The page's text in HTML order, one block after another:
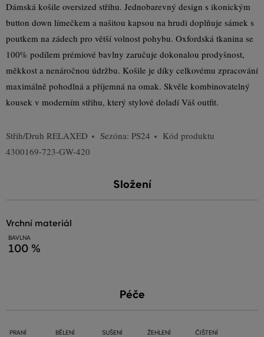
Dámská košile oversized střihu. Jednobarevný design s ikonickým
button down límečkem a našitou kapsou na hrudi doplňuje sámek s
poutkem na zádech pro větší volnost pohybu. Oxfordská tkanina se
100% podílem prémiové bavlny zaručuje dokonalou prodyšnost,
měkkost a nenáročnou údržbu. Košile je díky celkovému zpracování
maximálně pohodlná a příjemná na omak. Skvěle kombinovatelný
kousek v moderním střihu, který stylově doladí Váš outfit.
Střih/Druh RELAXED Sezóna: PS24
Kód produktu
4300169-723-GW-420
Složení
vrchní materiál
BAVLNA
100 %
Péče
PRANÍ BĚLENÍ SUŠENÍ ŽEHLENÍ ČIŠTENÍ